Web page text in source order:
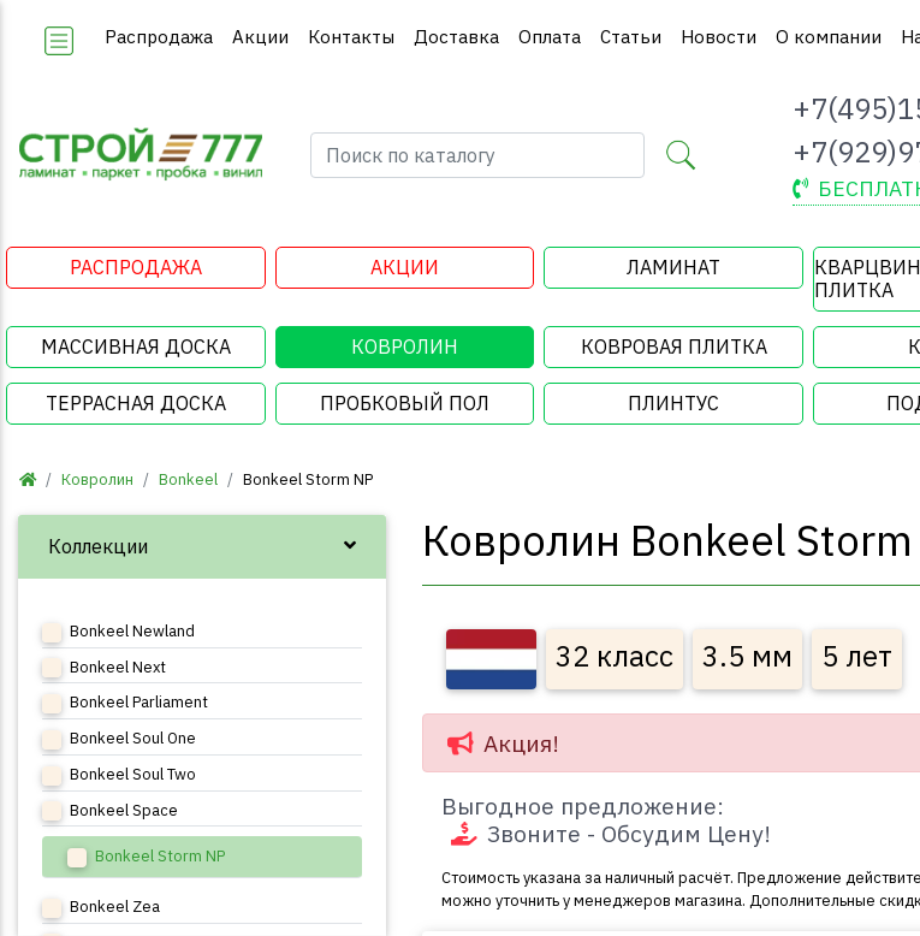
Распродажа Акции Контакты Доставка Оплата Статьи Новости О компании
РАСПРОДАЖА АКЦИИ ЛАМИНАТ
ПЛИТКА
МАССИВНАЯ ДОСКА КОВРОЛИН КОВРОВАЯ ПЛИТКА
ТЕРРАСНАЯ ДОСКА ПРОБКОВЫЙ ПОЛ ПЛИНТУС
Ковролин Bonkeel Bonkeel Storm NP
Коллекции
Bonkeel Newland
Bonkeel Next
Bonkeel Parliament
Bonkeel Soul One
Bonkeel Soul Two
Bonkeel Space
Bonkeel Storm NP
Bonkeel Zea
Ковролин Bonkeel Storm
32 класс 3.5 мм 5 лет
Акция!
Выгодное предложение:
Звоните - Обсудим Цену!
Стоимость указана за наличный расчёт. Предложение
можно уточнить у менеджеров магазина. Дополнительные